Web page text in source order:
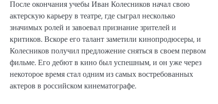
После окончания учебы Иван Колесников начал свою
актерскую карьеру в театре, где сыграл несколько
значимых ролей и завоевал признание зрителей и
критиков. Вскоре его талант заметили кинопродюсеры, и
Колесников получил предложение сняться в своем первом
фильме. Его дебют в кино был успешным, и он уже через
некоторое время стал одним из самых востребованных
актеров в российском кинематографе.